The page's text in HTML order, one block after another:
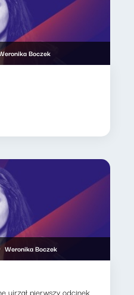
Boczek
Weronika Boczek
ujrzał pierwszy odcinek